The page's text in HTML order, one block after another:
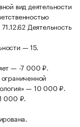
вид деятельности
Деятельность
— 15.
— -7 000 ₽.
— 10 000 ₽.
000 ₽.